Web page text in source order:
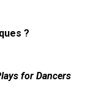
?
for Dancers